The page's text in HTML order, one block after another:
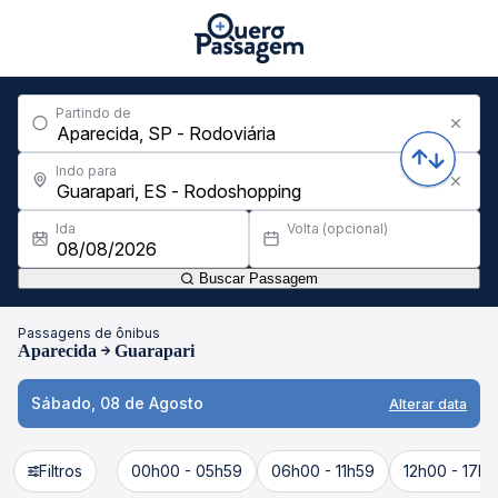
Partindo de
Indo para
Ida Volta (opcional)
Buscar Passagem
Passagens de ônibus
Aparecida Guarapari
Sábado, 08 de Agosto Alterar data
Filtros 00h00 - 05h59 06h00 - 11h59 12h00 -